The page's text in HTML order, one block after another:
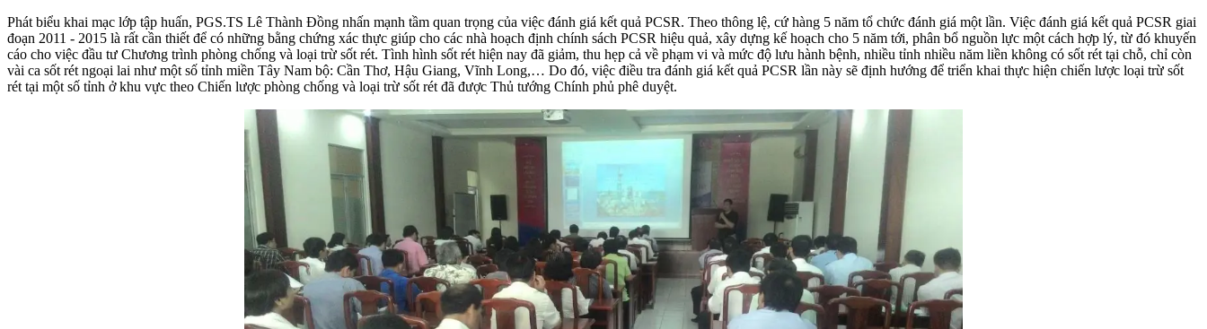
Phát biểu khai mạc lớp tập huấn, PGS.TS Lê Thành Đồng nhấn mạnh tầm quan trọng của việc đánh giá kết quả PCSR. Theo thông lệ, cứ hàng 5 năm tổ chức đánh giá một lần. Việc đánh giá kết quả PCSR giai
đoạn 2011 - 2015 là rất cần thiết để có những bằng chứng xác thực giúp cho các nhà hoạch định chính sách PCSR hiệu quả, xây dựng kế hoạch cho 5 năm tới, phân bổ nguồn lực một cách hợp lý, từ đó khuyến
cáo cho việc đầu tư Chương trình phòng chống và loại trừ sốt rét. Tình hình sốt rét hiện nay đã giảm, thu hẹp cả về phạm vi và mức độ lưu hành bệnh, nhiều tỉnh nhiều năm liền không có sốt rét tại chỗ, chỉ còn
vài ca sốt rét ngoại lai như một số tỉnh miền Tây Nam bộ: Cần Thơ, Hậu Giang, Vĩnh Long,… Do đó, việc điều tra đánh giá kết quả PCSR lần này sẽ định hướng để triển khai thực hiện chiến lược loại trừ sốt
rét tại một số tỉnh ở khu vực theo Chiến lược phòng chống và loại trừ sốt rét đã được Thủ tướng Chính phủ phê duyệt.